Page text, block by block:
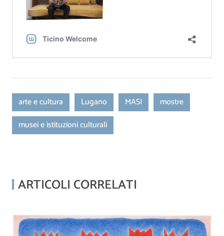
arte e cultura Lugano MASI
mostre
musei e istituzioni culturali
ARTICOLI CORRELATI